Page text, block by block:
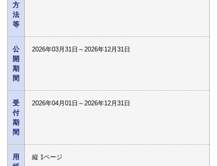
方
法
等
公
開
期
間
2026年03月31日～2026年12月31日
受
付
期
間
2026年04月01日～2026年12月31日
用
縦 1ページ